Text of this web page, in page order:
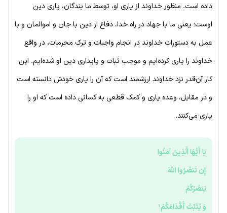
داده است. منظور خداوند از یاری او، توسط ما بندگان، یاری دین
اوست؛ یعنی ما با جهاد در راه خدا، دفاع از دین با جان و اموالمان و با
عمل به دستورات خداوند در انجام واجبات و ترک محرمات، در واقع
خداوند را یاری کرده‌ایم و موجب ثبات و پایداری دین او شده‌ایم. این
کار آن‌قدر نزد خداوند ارزشمند است که آن را یاری خودش دانسته است
و در مقابل، وعده یاری و کمک قطعی به کسانی داده است که او را
یاری می‌کنند.
یَا أَیُّهَا الَّذِینَ آمَنُوا
إِن تَنصُرُوا اللَّهَ
یَنصُرْکُمْ
وَ یُثَبِّتْ أَقْدَامَکُمْ¹